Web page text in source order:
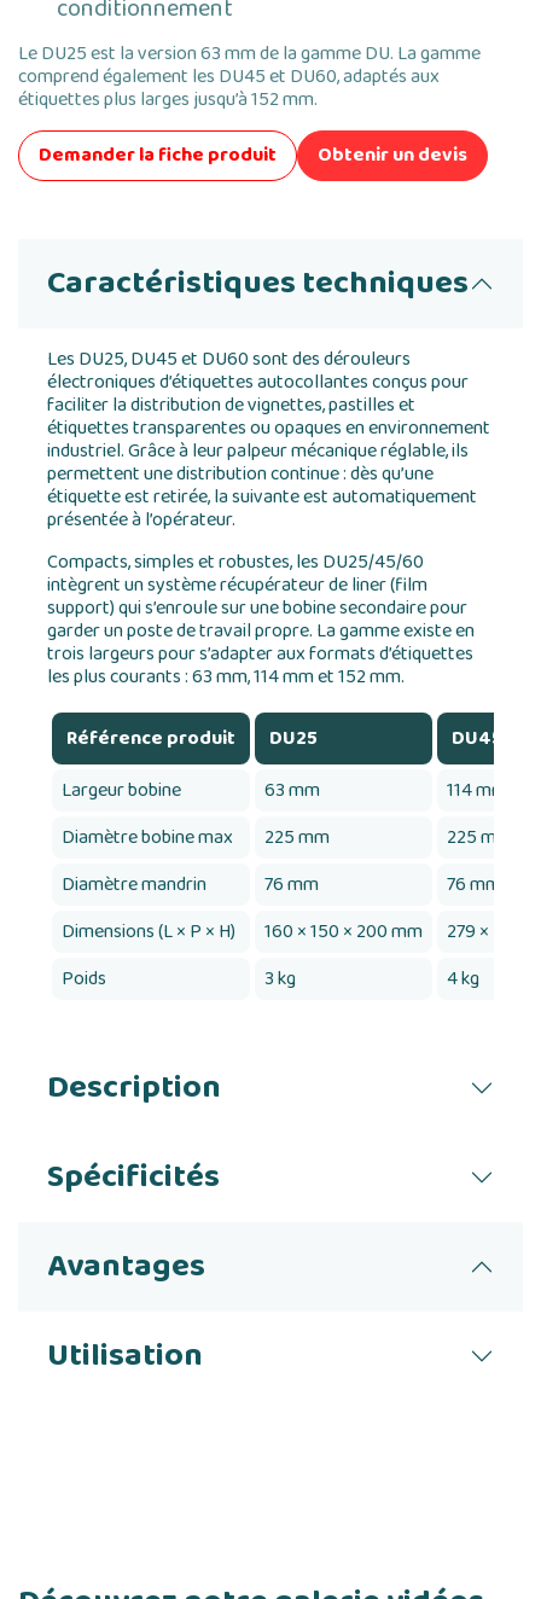
conditionnement
Le DU25 est la version 63 mm de la gamme DU. La gamme
comprend également les DU45 et DU60, adaptés aux
étiquettes plus larges jusqu’à 152 mm.
Demander la fiche produit
Obtenir un devis
Caractéristiques techniques
Les DU25, DU45 et DU60 sont des dérouleurs
électroniques d’étiquettes autocollantes conçus pour
faciliter la distribution de vignettes, pastilles et
étiquettes transparentes ou opaques en environnement
industriel. Grâce à leur palpeur mécanique réglable, ils
permettent une distribution continue : dès qu’une
étiquette est retirée, la suivante est automatiquement
présentée à l’opérateur.
Compacts, simples et robustes, les DU25/45/60
intègrent un système récupérateur de liner (film
support) qui s’enroule sur une bobine secondaire pour
garder un poste de travail propre. La gamme existe en
trois largeurs pour s’adapter aux formats d’étiquettes
les plus courants : 63 mm, 114 mm et 152 mm.
Référence produit DU25
DU45
Largeur bobine
63 mm
114 mm
Diamètre bobine max
225 mm
225 mm
Diamètre mandrin
76 mm
76 mm
Dimensions (L × P × H)
160 × 150 × 200 mm
279 × 253
Poids
3 kg 4 kg
Description
Spécificités
Avantages
Utilisation